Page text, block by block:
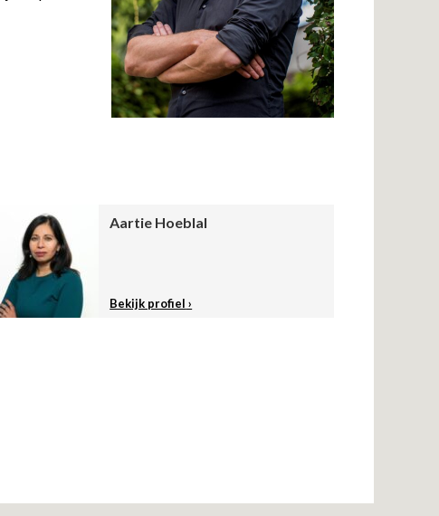
Aartie Hoeblal
Bekijk profiel